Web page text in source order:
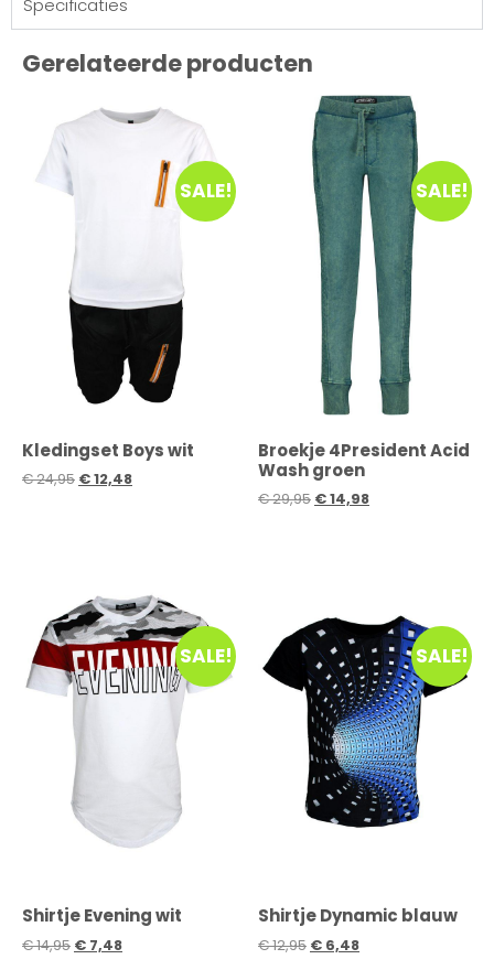
Specificaties
Gerelateerde producten
SALE!
Kledingset Boys wit
€24,95 €12,48
SALE!
Broekje 4President Acid
Wash groen
€29,95 €14,98
SALE!
Shirtje Evening wit
€14,95 € 7,48
SALE!
Shirtje Dynamic blauw
€12,95 € 6,48